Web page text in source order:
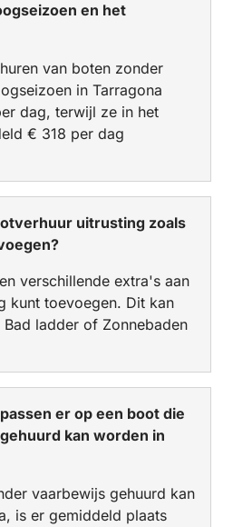
en het
van boten zonder
in Tarragona
dag, terwijl ze in het
€ 318 per dag
uitrusting zoals
verschillende extra's aan
kunt toevoegen. Dit kan
ladder of Zonnebaden
er op een boot die
kan worden in
vaarbewijs gehuurd kan
is er gemiddeld plaats